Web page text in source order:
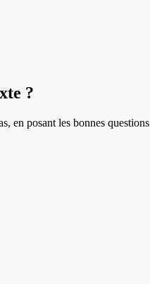
?
en posant les bonnes